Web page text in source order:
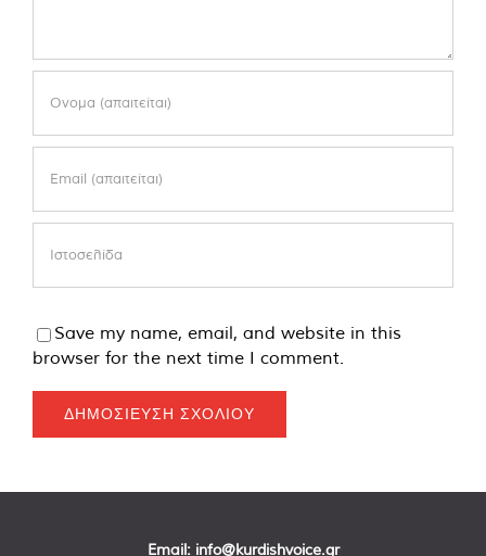
Save my name, email, and website in this
browser for the next time I comment.
Email: info@kurdishvoice.gr